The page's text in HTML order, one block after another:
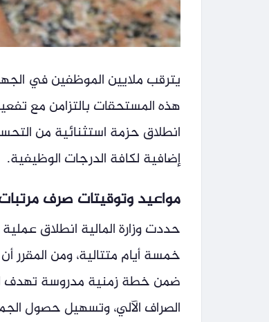
انطلاق حزمة استثنائية من
إضافية لكافة الدرجات الوظيفية.
مواعيد وتوقيتات صرف مرتبات
ضمن خطة زمنية مدروسة تهدف
الصراف الآلي، وتسهيل حصول